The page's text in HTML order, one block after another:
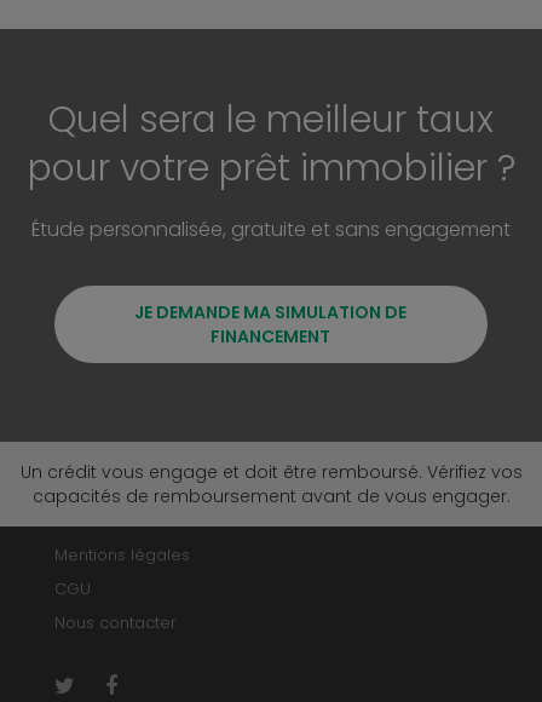
Quel sera le meilleur taux
pour votre prêt immobilier ?
Étude personnalisée, gratuite et sans engagement
JE DEMANDE MA SIMULATION DE
FINANCEMENT
Un crédit vous engage et doit être remboursé. Vérifiez vos
capacités de remboursement avant de vous engager.
Mentions légales
CGU
Nous contacter